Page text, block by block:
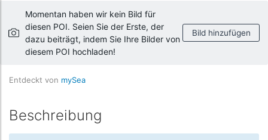
Momentan haben wir kein Bild für
diesen POI. Seien Sie der Erste, der
dazu beiträgt, indem Sie Ihre Bilder von
diesem POI hochladen!
Bild hinzufügen
Entdeckt von mySea
Beschreibung